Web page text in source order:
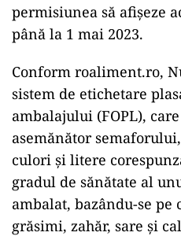
permisiunea să afișeze
până la 1 mai 2023.
Conform roaliment.ro,
sistem de etichetare
ambalajului (FOPL),
asemănător
culori și litere
gradul de sănătate al
ambalat, bazându-se pe
grăsimi, zahăr, sare și